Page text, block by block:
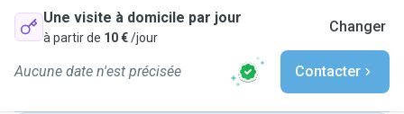
Une visite à domicile par jour
à partir de 10 €/jour
Changer
Aucune date n'est précisée Contacter